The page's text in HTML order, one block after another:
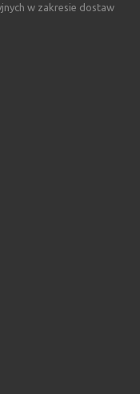
w zakresie dostaw